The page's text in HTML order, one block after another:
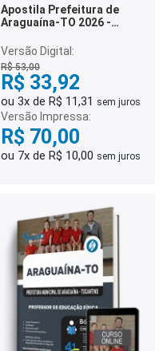
Apostila Prefeitura de
Araguaína-TO 2026 -
Versão Digital:
R$ 53,00
R$ 33,92
ou 3x de R$ 11,31 sem juros
Versão Impressa:
R$ 70,00
ou 7x de R$ 10,00 sem juros